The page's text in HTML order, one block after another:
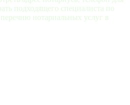
подходящего специалиста по
нотариальных услуг в